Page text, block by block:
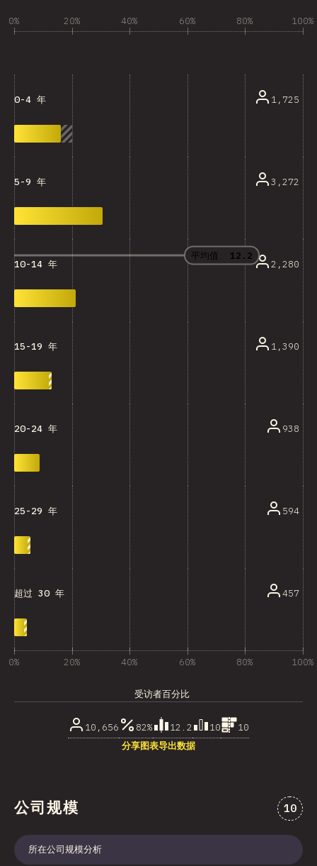
0% 20% 40% 60% 80% 100%
平均值: 12.2
0-4 年 1,725
5-9 年 3,272
10-14 年 2,280
15-19 年 1,390
20-24 年 938
25-29 年 594
超过 30 年 457
0% 20% 40% 60% 80% 100%
受访者百分比
10,656 82% 12.2 10
10
分享图表导出数据
公司规模 对“公
10
所在公司规模分析